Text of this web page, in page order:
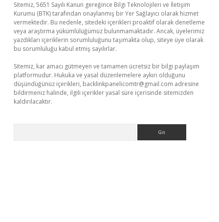
Sitemiz, 5651 Sayılı Kanun gereğince Bilgi Teknolojileri ve İletişim
Kurumu (BTK) tarafından onaylanmış bir Yer Sağlayıcı olarak hizmet
vermektedir. Bu nedenle, sitedeki içerikleri proaktif olarak denetleme
veya araştırma yükümlülüğümüz bulunmamaktadır. Ancak, üyelerimiz
yazdıkları içeriklerin sorumluluğunu taşımakta olup, siteye üye olarak
bu sorumluluğu kabul etmiş sayılırlar.
Sitemiz, kar amacı gütmeyen ve tamamen ücretsiz bir bilgi paylaşım
platformudur. Hukuka ve yasal düzenlemelere aykırı olduğunu
düşündüğünüz içerikleri, backlinkpanelicomtr@gmail.com adresine
bildirmeniz halinde, ilgili içerikler yasal süre içerisinde sitemizden
kaldırılacaktır.